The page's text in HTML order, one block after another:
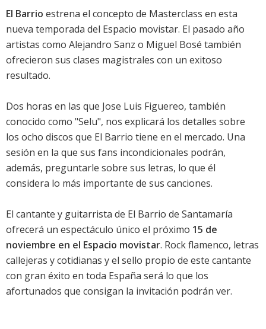
El Barrio estrena el concepto de Masterclass en esta
nueva temporada del Espacio movistar. El pasado año
artistas como Alejandro Sanz o Miguel Bosé también
ofrecieron sus clases magistrales con un exitoso
resultado.
Dos horas en las que Jose Luis Figuereo, también
conocido como "Selu", nos explicará los detalles sobre
los ocho discos que El Barrio tiene en el mercado. Una
sesión en la que sus fans incondicionales podrán,
además, preguntarle sobre sus letras, lo que él
considera lo más importante de sus canciones.
El cantante y guitarrista de El Barrio de Santamaría
ofrecerá un espectáculo único el próximo 15 de
noviembre en el Espacio movistar. Rock flamenco, letras
callejeras y cotidianas y el sello propio de este cantante
con gran éxito en toda España será lo que los
afortunados que consigan la invitación podrán ver.